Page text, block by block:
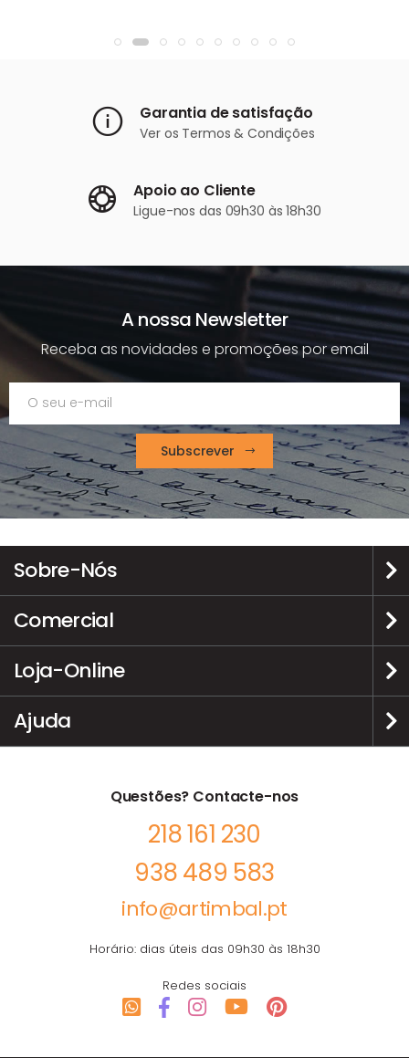
Garantia de satisfação
Ver os Termos & Condições
Apoio ao Cliente
Ligue-nos das 09h30 às 18h30
A nossa Newsletter
Receba as novidades e promoções por email
Subscrever
Sobre-Nós
Comercial
Loja-Online
Ajuda
Questões? Contacte-nos
218 161 230
938 489 583
info@artimbal.pt
Horário: dias úteis das 09h30 às 18h30
Redes sociais